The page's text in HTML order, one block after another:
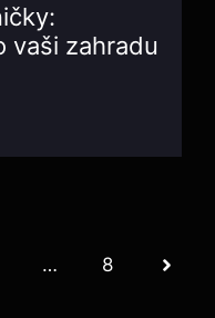
vaši zahradu
… 8